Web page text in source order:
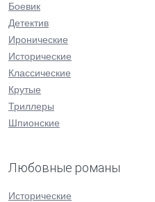
Боевик
Детектив
Иронические
Исторические
Классические
Крутые
Триллеры
Шпионские
Любовные романы
Исторические